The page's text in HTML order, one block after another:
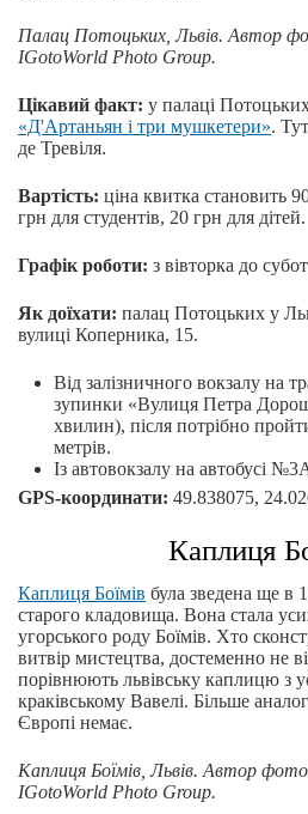
Палац Потоцьких, Львів. Автор
IGotoWorld Photo Group.
Цікавий факт: у палаці
«Д'Артаньян і три мушкетери».
де Тревіля.
Вартість: ціна квитка становить
грн для студентів, 20 грн для дітей.
Графік роботи: з вівторка до
Як доїхати: палац Потоцьких у
вулиці Коперника, 15.
Від залізничного вокзалу на
зупинки «Вулиця Петра
хвилин), після потрібно
метрів.
Із автовокзалу на автобусі
GPS-координати: 49.838075,
Каплиця
Каплиця Боїмів була зведена ще в
старого кладовища. Вона стала
угорського роду Боїмів. Хто
витвір мистецтва, достеменно не
порівнюють львівську каплицю з
краківському Вавелі. Більше
Європі немає.
Каплиця Боїмів, Львів. Автор фото
IGotoWorld Photo Group.